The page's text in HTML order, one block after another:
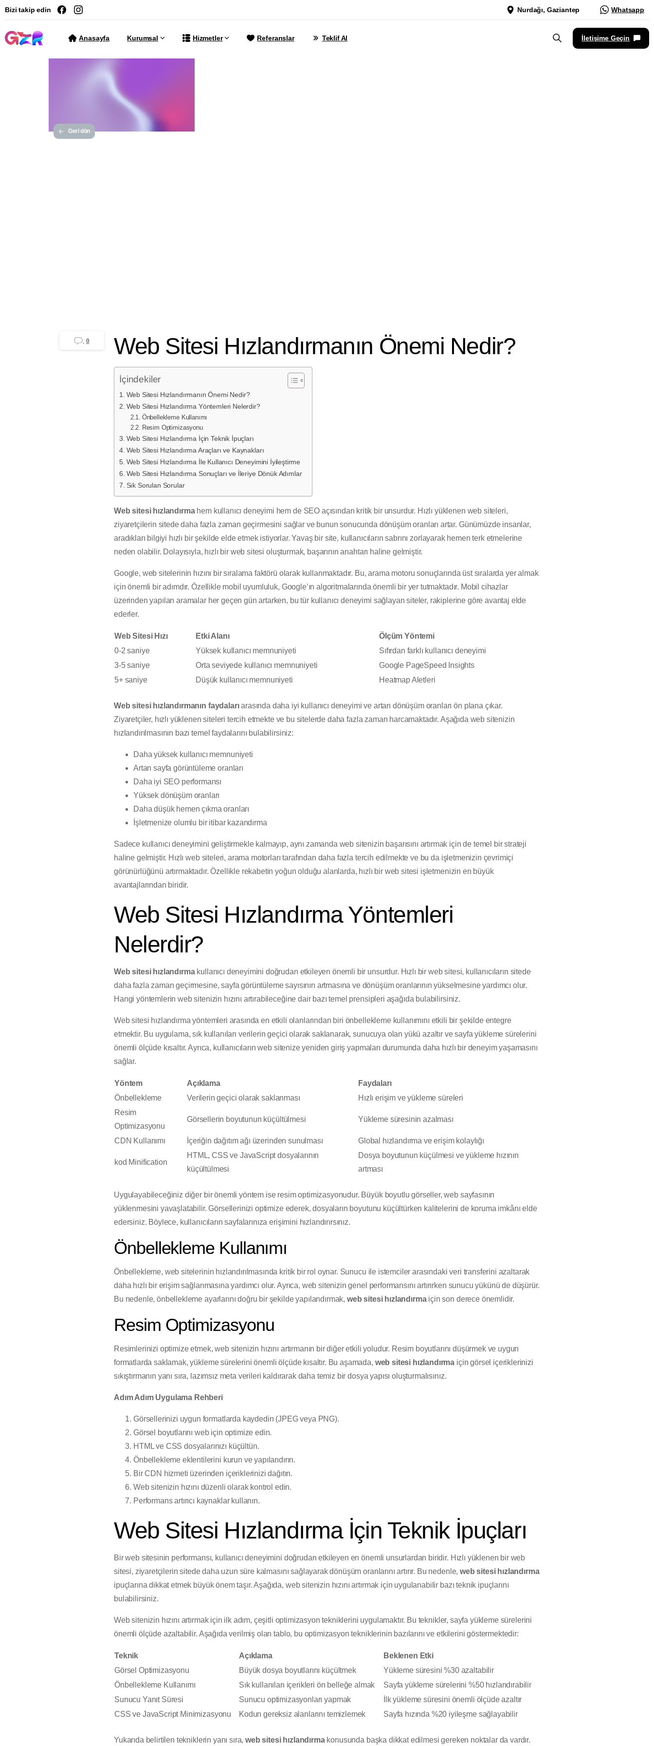
Bizi takip edin Nurdağı, Gaziantep Whatsapp
Anasayfa Kurumsal Hizmetler Referanslar Teklif Al İletişime Geçin
Geri dön
0 Web Sitesi Hızlandırmanın Önemi Nedir?
İçindekiler
Web Sitesi Hızlandırmanın Önemi Nedir?
Web Sitesi Hızlandırma Yöntemleri Nelerdir?
Önbellekleme Kullanımı
Resim Optimizasyonu
Web Sitesi Hızlandırma İçin Teknik İpuçları
Web Sitesi Hızlandırma Araçları ve Kaynakları
Web Sitesi Hızlandırma İle Kullanıcı Deneyimini İyileştirme
Web Sitesi Hızlandırma Sonuçları ve İleriye Dönük Adımlar
Sık Sorulan Sorular
Web sitesi hızlandırmahem kullanıcı deneyimi hem de SEO açısından kritik bir unsurdur. Hızlı yüklenen web siteleri,
ziyaretçilerin sitede daha fazla zaman geçirmesini sağlar ve bunun sonucunda dönüşüm oranları artar. Günümüzde insanlar,
aradıkları bilgiyi hızlı bir şekilde elde etmek istiyorlar. Yavaş bir site, kullanıcıların sabrını zorlayarak hemen terk etmelerine
neden olabilir. Dolayısıyla, hızlı bir web sitesi oluşturmak, başarının anahtarı haline gelmiştir.
Google, web sitelerinin hızını bir sıralama faktörü olarak kullanmaktadır. Bu, arama motoru sonuçlarında üst sıralarda yer almak
için önemli bir adımdır. Özellikle mobil uyumluluk, Google’ın algoritmalarında önemli bir yer tutmaktadır. Mobil cihazlar
üzerinden yapılan aramalar her geçen gün artarken, bu tür kullanıcı deneyimi sağlayan siteler, rakiplerine göre avantaj elde
ederler.
Web Sitesi Hızı Etki Alanı
Ölçüm Yöntemi
0-2 saniye
Yüksek kullanıcı memnuniyeti
Sıfırdan farklı kullanıcı deneyimi
3-5 saniye
Orta seviyede kullanıcı memnuniyeti
Google PageSpeed Insights
5+ saniye
Düşük kullanıcı memnuniyeti Heatmap Aletleri
Web sitesi hızlandırmanın faydalarıarasında daha iyi kullanıcı deneyimi ve artan dönüşüm oranları ön plana çıkar.
Ziyaretçiler, hızlı yüklenen siteleri tercih etmekte ve bu sitelerde daha fazla zaman harcamaktadır. Aşağıda web sitenizin
hızlandırılmasının bazı temel faydalarını bulabilirsiniz:
Daha yüksek kullanıcı memnuniyeti
Artan sayfa görüntüleme oranları
Daha iyi SEO performansı
Yüksek dönüşüm oranları
Daha düşük hemen çıkma oranları
İşletmenize olumlu bir itibar kazandırma
Sadece kullanıcı deneyimini geliştirmekle kalmayıp, aynı zamanda web sitenizin başarısını artırmak için de temel bir strateji
haline gelmiştir. Hızlı web siteleri, arama motorları tarafından daha fazla tercih edilmekte ve bu da işletmenizin çevrimiçi
görünürlüğünü artırmaktadır. Özellikle rekabetin yoğun olduğu alanlarda, hızlı bir web sitesi işletmenizin en büyük
avantajlarından biridir.
Web Sitesi Hızlandırma Yöntemleri
Nelerdir?
Web sitesi hızlandırmakullanıcı deneyimini doğrudan etkileyen önemli bir unsurdur. Hızlı bir web sitesi, kullanıcıların sitede
daha fazla zaman geçirmesine, sayfa görüntüleme sayısının artmasına ve dönüşüm oranlarının yükselmesine yardımcı olur.
Hangi yöntemlerin web sitenizin hızını artırabileceğine dair bazı temel prensipleri aşağıda bulabilirsiniz.
Web sitesi hızlandırma yöntemleri arasında en etkili olanlarından biri önbellekleme kullanımını etkili bir şekilde entegre
etmektir. Bu uygulama, sık kullanılan verilerin geçici olarak saklanarak, sunucuya olan yükü azaltır ve sayfa yükleme sürelerini
önemli ölçüde kısaltır. Ayrıca, kullanıcıların web sitenize yeniden giriş yapmaları durumunda daha hızlı bir deneyim yaşamasını
sağlar.
Yöntem Açıklama
Faydaları
Önbellekleme
Verilerin geçici olarak saklanması
Hızlı erişim ve yükleme süreleri
Resim
Optimizasyonu
Görsellerin boyutunun küçültülmesi Yükleme süresinin azalması
CDN Kullanımı İçeriğin dağıtım ağı üzerinden sunulması Global hızlandırma ve erişim kolaylığı
kod Minification
HTML, CSS ve JavaScript dosyalarının
küçültülmesi
Dosya boyutunun küçülmesi ve yükleme hızının
artması
Uygulayabileceğiniz diğer bir önemli yöntem ise resim optimizasyonudur. Büyük boyutlu görseller, web sayfasının
yüklenmesini yavaşlatabilir. Görsellerinizi optimize ederek, dosyaların boyutunu küçültürken kalitelerini de koruma imkânı elde
edersiniz. Böylece, kullanıcıların sayfalarınıza erişimini hızlandırırsınız.
Önbellekleme Kullanımı
Önbellekleme, web sitelerinin hızlandırılmasında kritik bir rol oynar. Sunucu ile istemciler arasındaki veri transferini azaltarak
daha hızlı bir erişim sağlanmasına yardımcı olur. Ayrıca, web sitenizin genel performansını artırırken sunucu yükünü de düşürür.
Bu nedenle, önbellekleme ayarlarını doğru bir şekilde yapılandırmak, web sitesi hızlandırmaiçin son derece önemlidir.
Resim Optimizasyonu
Resimlerinizi optimize etmek, web sitenizin hızını artırmanın bir diğer etkili yoludur. Resim boyutlarını düşürmek ve uygun
formatlarda saklamak, yükleme sürelerini önemli ölçüde kısaltır. Bu aşamada, web sitesi hızlandırma için görsel içeriklerinizi
sıkıştırmanın yanı sıra, lazımsız meta verileri kaldırarak daha temiz bir dosya yapısı oluşturmalısınız.
Adım Adım Uygulama Rehberi
Görsellerinizi uygun formatlarda kaydedin (JPEG veya PNG).
Görsel boyutlarını web için optimize edin.
HTML ve CSS dosyalarınızı küçültün.
Önbellekleme eklentilerini kurun ve yapılandırın.
Bir CDN hizmeti üzerinden içeriklerinizi dağıtın.
Web sitenizin hızını düzenli olarak kontrol edin.
Performans artırıcı kaynaklar kullanın.
Web Sitesi Hızlandırma İçin Teknik İpuçları
Bir web sitesinin performansı, kullanıcı deneyimini doğrudan etkileyen en önemli unsurlardan biridir. Hızlı yüklenen bir web
sitesi, ziyaretçilerin sitede daha uzun süre kalmasını sağlayarak dönüşüm oranlarını artırır. Bu nedenle,web sitesi hızlandırma
ipuçlarına dikkat etmek büyük önem taşır. Aşağıda, web sitenizin hızını artırmak için uygulanabilir bazı teknik ipuçlarını
bulabilirsiniz.
Web sitenizin hızını artırmak için ilk adım, çeşitli optimizasyon tekniklerini uygulamaktır. Bu teknikler, sayfa yükleme sürelerini
önemli ölçüde azaltabilir. Aşağıda verilmiş olan tablo, bu optimizasyon tekniklerinin bazılarını ve etkilerini göstermektedir:
Teknik Açıklama
Beklenen Etki
Görsel Optimizasyonu
Büyük dosya boyutlarını küçültmek
Yükleme süresini %30 azaltabilir
Önbellekleme Kullanımı
Sık kullanılan içerikleri ön belleğe almak
Sayfa yükleme sürelerini %50 hızlandırabilir
Sunucu Yanıt Süresi
Sunucu optimizasyonları yapmak
İlk yükleme süresini önemli ölçüde azaltır
CSS ve JavaScript Minimizasyonu
Kodun gereksiz alanlarını temizlemek Sayfa hızında %20 iyileşme sağlayabilir
Yukarıda belirtilen tekniklerin yanı sıra,web sitesi hızlandırmakonusunda başka dikkat edilmesi gereken noktalar da vardır.